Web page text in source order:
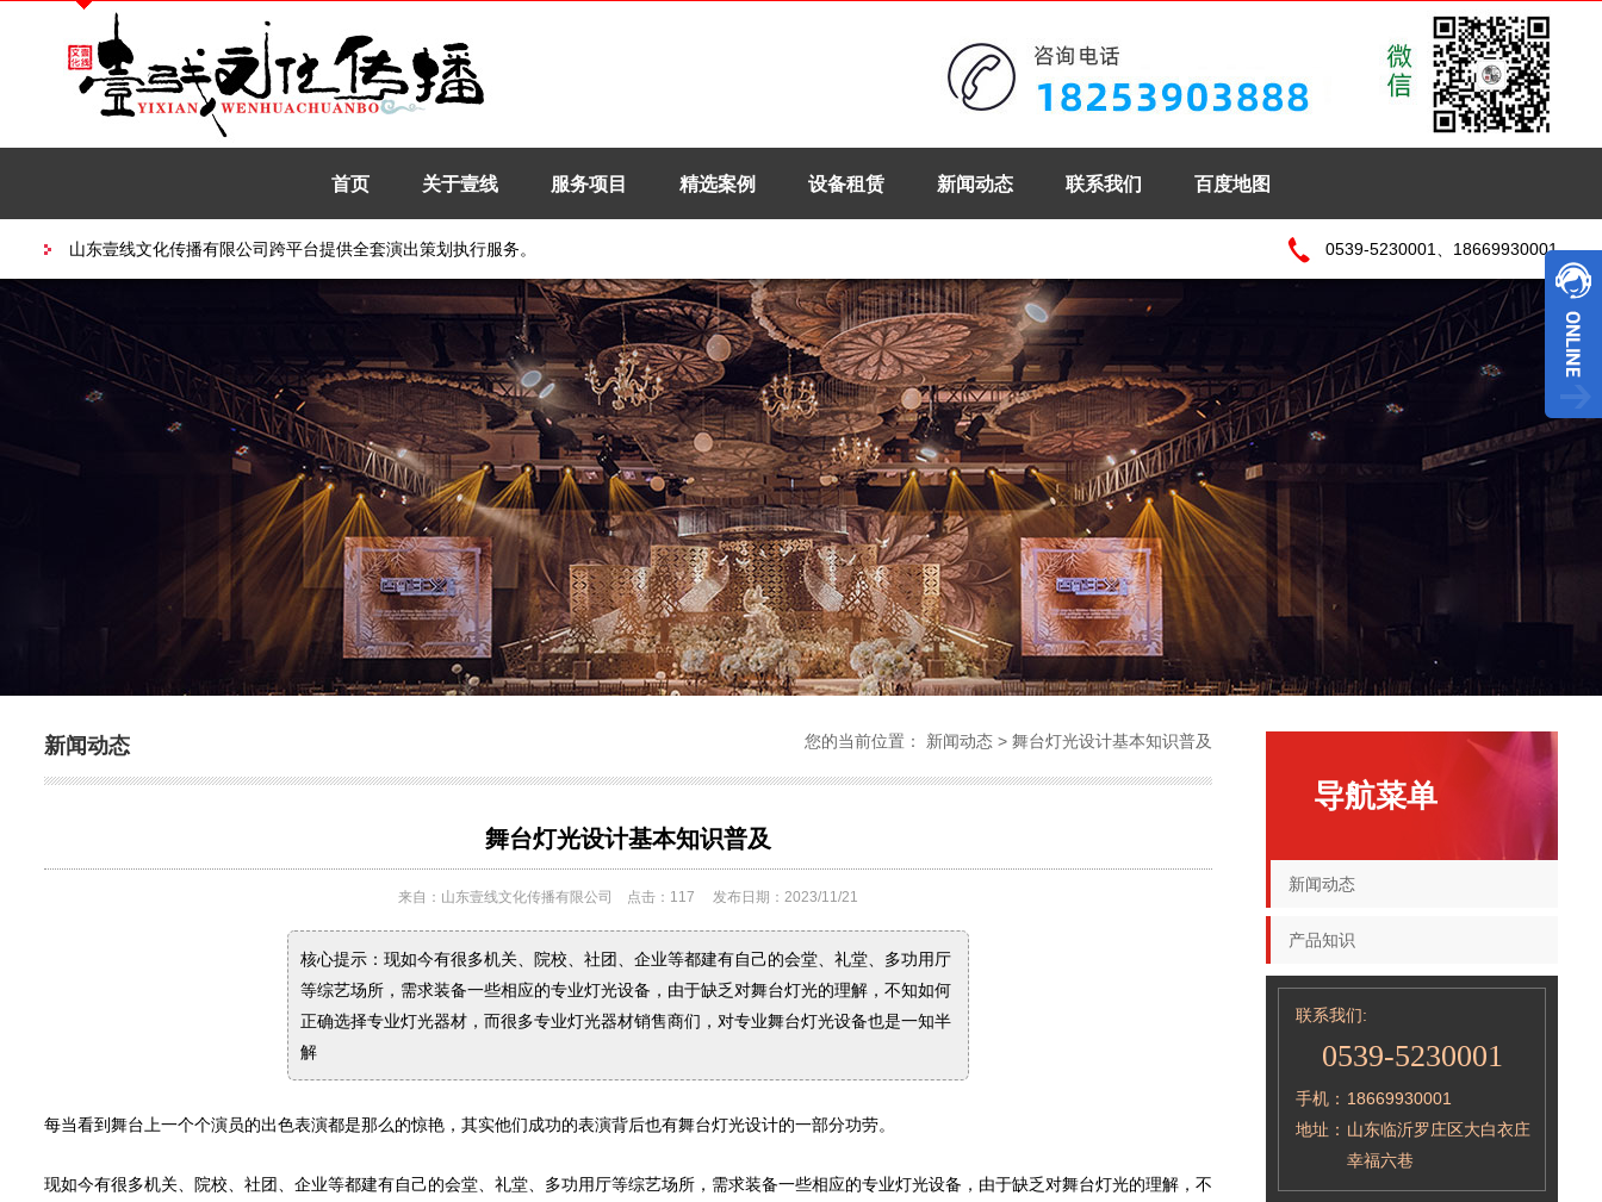
首页 关于壹线 服务项目 精选案例 设备租赁 新闻动态 联系我们 百度地图
山东壹线文化传播有限公司跨平台提供全套演出策划执行服务。 0539-5230001、18669930001
导航菜单
新闻动态
产品知识
联系我们:
0539-5230001
手机： 18669930001
地址： 山东临沂罗庄区大白衣庄
幸福六巷
新闻动态 您的当前位置： 新闻动态 > 舞台灯光设计基本知识普及
舞台灯光设计基本知识普及
来自：山东壹线文化传播有限公司 点击： 117 发布日期：2023/11/21
核心提示：现如今有很多机关、院校、社团、企业等都建有自己的会堂、礼堂、多功用厅
等综艺场所，需求装备一些相应的专业灯光设备，由于缺乏对舞台灯光的理解，不知如何
正确选择专业灯光器材，而很多专业灯光器材销售商们，对专业舞台灯光设备也是一知半
解
每当看到舞台上一个个演员的出色表演都是那么的惊艳，其实他们成功的表演背后也有舞台灯光设计的一部分功劳。
现如今有很多机关、院校、社团、企业等都建有自己的会堂、礼堂、多功用厅等综艺场所，需求装备一些相应的专业灯光设备，由于缺乏对舞台灯光的理解，不